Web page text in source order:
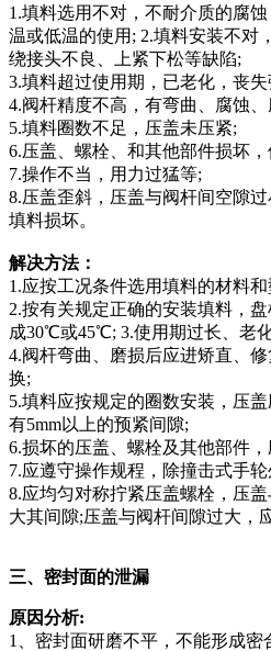
1.填料选用不对，不耐介质的腐
温或低温的使用; 2.填料安装不对
绕接头不良、上紧下松等缺陷;
3.填料超过使用期，已老化，丧失
4.阀杆精度不高，有弯曲、腐蚀
5.填料圈数不足，压盖未压紧;
6.压盖、螺栓、和其他部件损坏
7.操作不当，用力过猛等;
8.压盖歪斜，压盖与阀杆间空隙
填料损坏。
解决方法：
1.应按工况条件选用填料的材料和
2.按有关规定正确的安装填料，
成30℃或45℃; 3.使用期过长、老
4.阀杆弯曲、磨损后应进矫直、
换;
5.填料应按规定的圈数安装，压
有5mm以上的预紧间隙;
6.损坏的压盖、螺栓及其他部件
7.应遵守操作规程，除撞击式手
8.应均匀对称拧紧压盖螺栓，压
大其间隙;压盖与阀杆间隙过大，
三、密封面的泄漏
原因分析:
1、密封面研磨不平，不能形成密